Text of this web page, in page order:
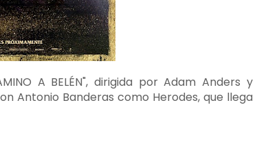
A BELÉN", dirigida por Adam Anders y
Antonio Banderas como Herodes, que llega